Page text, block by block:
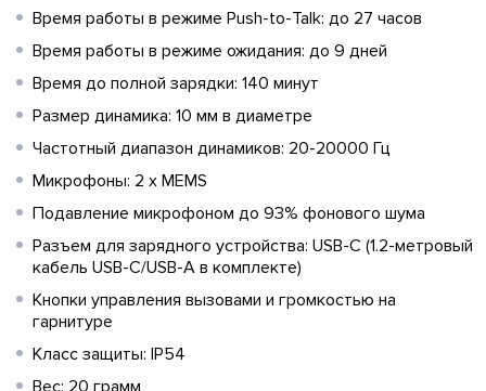
Время работы в режиме Push-to-Talk: до 27 часов
Время работы в режиме ожидания: до 9 дней
Время до полной зарядки: 140 минут
Размер динамика: 10 мм в диаметре
Частотный диапазон динамиков: 20-20000 Гц
Микрофоны: 2 x MEMS
Подавление микрофоном до 93% фонового шума
Разъем для зарядного устройства: USB-C (1.2-метровый
кабель USB-C/USB-A в комплекте)
Кнопки управления вызовами и громкостью на
гарнитуре
Класс защиты: IP54
Вес: 20 грамм